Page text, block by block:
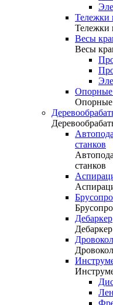
Тележки
Тележки
Весы
Весы
Опорные
Опорные
станков
станков
Дебаркер
Дебаркер